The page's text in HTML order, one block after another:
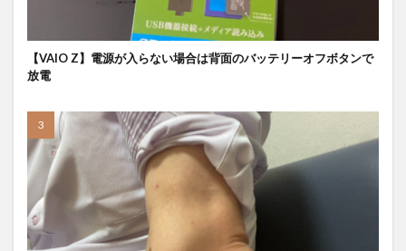
【VAIO Z】電源が入らない場合は背面のバッテリーオフボタンで
放電